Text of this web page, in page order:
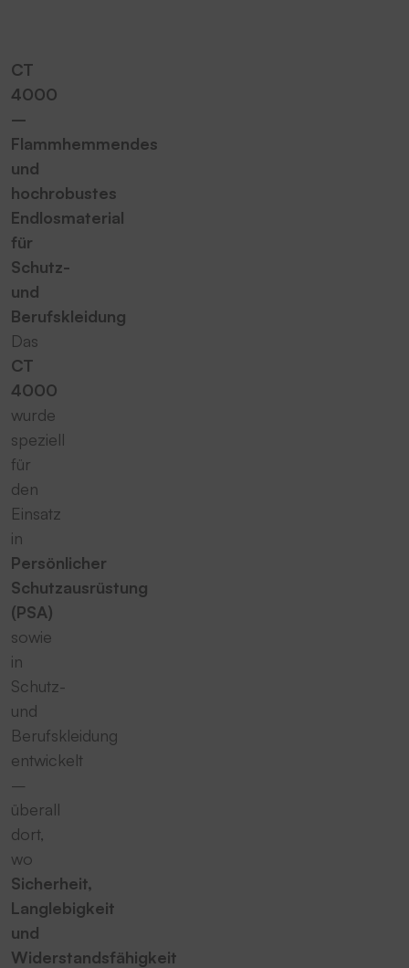
CT
4000
–
Flammhemmendes
und
hochrobustes
Endlosmaterial
für
Schutz-
und
Berufskleidung
Das
CT
4000
wurde
speziell
für
den
Einsatz
in
Persönlicher
Schutzausrüstung
(PSA)
sowie
in
Schutz-
und
Berufskleidung
entwickelt
–
überall
dort,
wo
Sicherheit,
Langlebigkeit
und
Widerstandsfähigkeit